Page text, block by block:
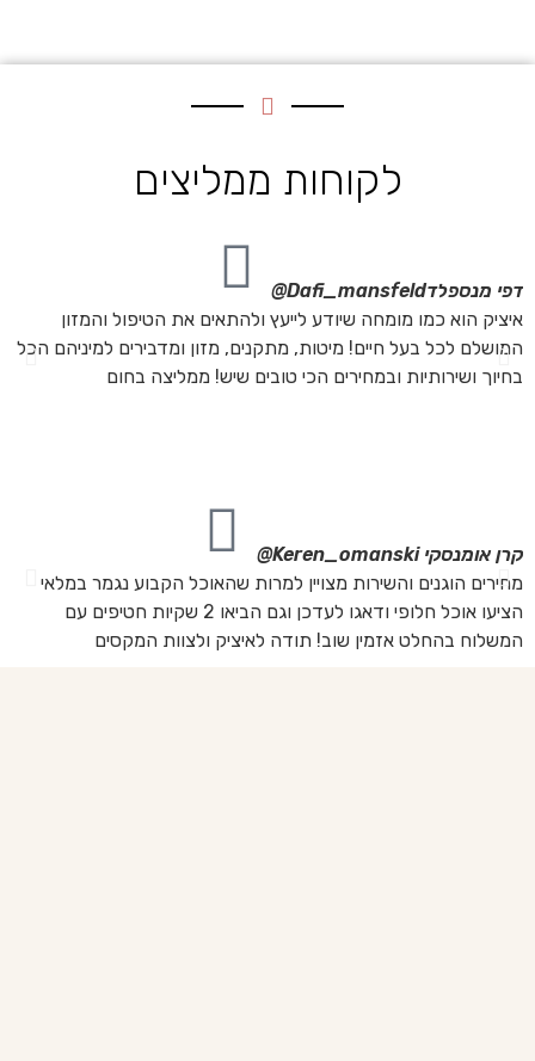
לקוחות ממליצים
דפי מנספלדDafi_mansfeld@
איציק הוא כמו מומחה שיודע לייעץ ולהתאים את הטיפול והמזון
המושלם לכל בעל חיים! מיטות, מתקנים, מזון ומדבירים למיניהם הכל
בחיוך ושירותיות ובמחירים הכי טובים שיש! ממליצה בחום
קרן אומנסקיKeren_omanski@
מחירים הוגנים והשירות מצויין למרות שהאוכל הקבוע נגמר במלאי
הציעו אוכל חלופי ודאגו לעדכן וגם הביאו 2 שקיות חטיפים עם
המשלוח בהחלט אזמין שוב! תודה לאיציק ולצוות המקסים